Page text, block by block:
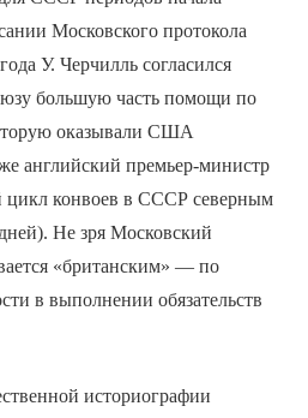
Московского протокола
У. Черчилль согласился
большую часть помощи по
оказывали США
английский премьер-министр
цикл конвоев в СССР северным
Не зря Московский
«британским» — по
в выполнении обязательств
историографии